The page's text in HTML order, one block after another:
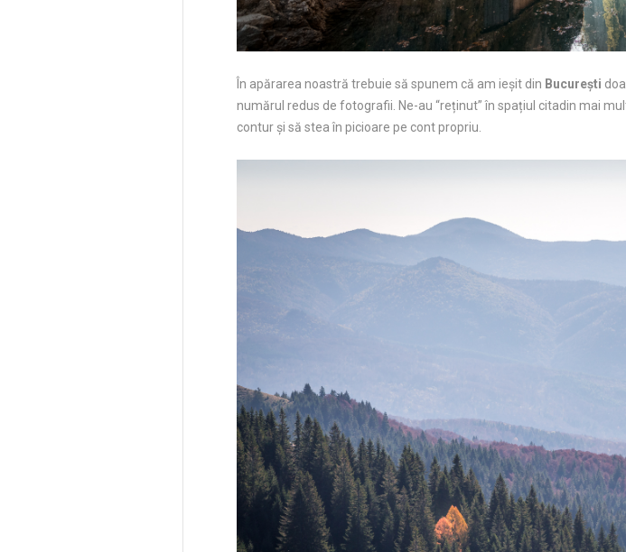
În apărarea noastră trebuie să spunem că am ieșit din București
numărul redus de fotografii. Ne-au “reținut” în spațiul citadin mai
contur și să stea în picioare pe cont propriu.